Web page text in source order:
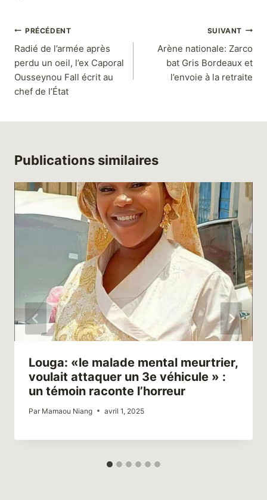
PRÉCÉDENT
Radié de l’armée après
perdu un oeil, l’ex Caporal
Ousseynou Fall écrit au
chef de l’État
SUIVANT
Arène nationale: Zarco
bat Gris Bordeaux et
l’envoie à la retraite
Publications similaires
Louga: «le malade mental meurtrier,
voulait attaquer un 3e véhicule » :
un témoin raconte l’horreur
Par Mamaou Niang avril 1, 2025